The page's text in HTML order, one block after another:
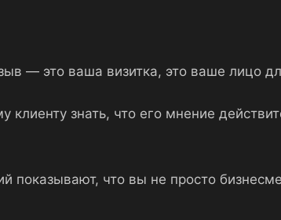
— это ваша визитка, это ваше лицо
клиенту знать, что его мнение
показывают, что вы не просто